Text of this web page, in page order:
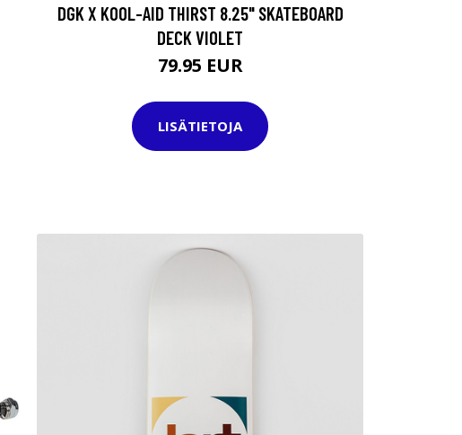
DGK X KOOL-AID THIRST 8.25" SKATEBOARD
DECK VIOLET
79.95 EUR
LISÄTIETOJA